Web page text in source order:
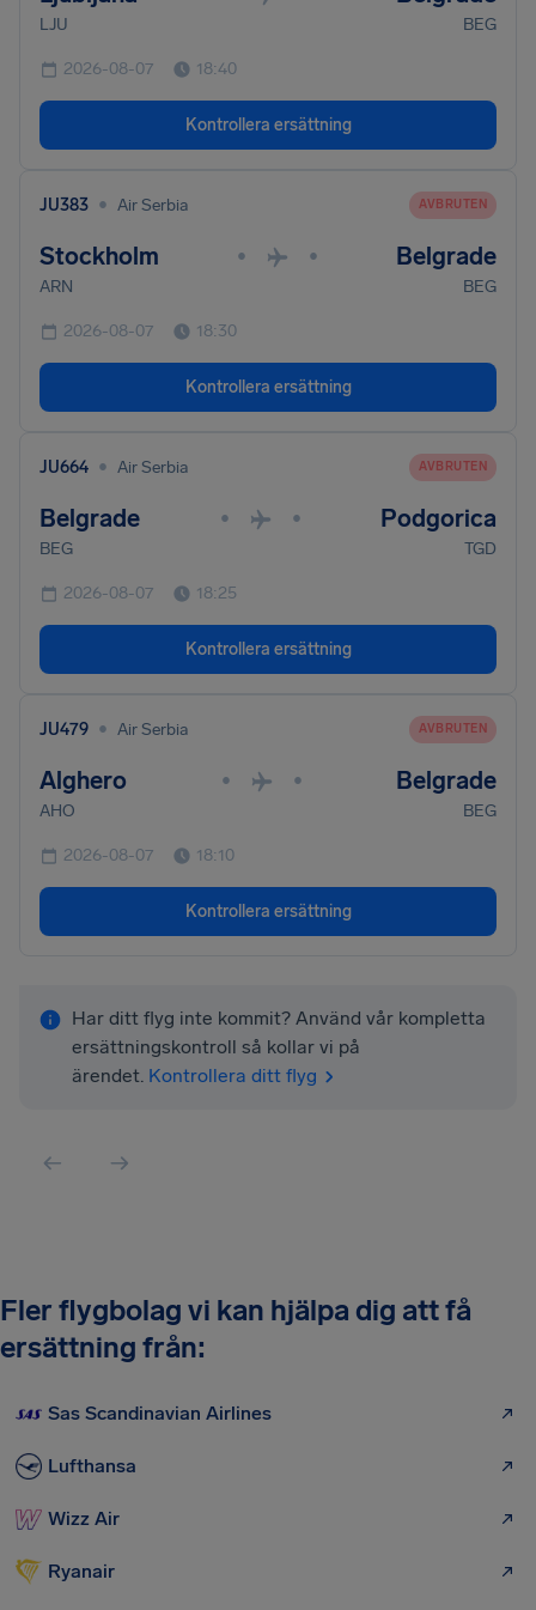
LJU BEG
2026-08-07 18:40
Kontrollera ersättning
JU383 • Air Serbia AVBRUTEN
Stockholm • • Belgrade
ARN BEG
2026-08-07 18:30
Kontrollera ersättning
JU664 • Air Serbia AVBRUTEN
Belgrade • • Podgorica
BEG TGD
2026-08-07 18:25
Kontrollera ersättning
JU479 • Air Serbia AVBRUTEN
Alghero • • Belgrade
AHO BEG
2026-08-07 18:10
Kontrollera ersättning
Har ditt flyg inte kommit? Använd vår kompletta
ersättningskontroll så kollar vi på
ärendet. Kontrollera ditt flyg
Fler flygbolag vi kan hjälpa dig att få
ersättning från:
Sas Scandinavian Airlines
Lufthansa
Wizz Air
Ryanair